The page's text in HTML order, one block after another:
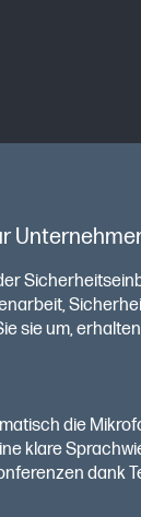
sie um,
die
klare
dank